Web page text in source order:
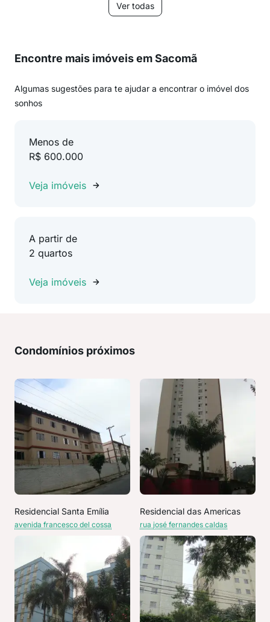
Ver todas
Encontre mais imóveis em Sacomã
Algumas sugestões para te ajudar a encontrar o imóvel dos
sonhos
Menos de
R$ 600.000
Veja imóveis
A partir de
2 quartos
Veja imóveis
Condomínios próximos
Residencial Santa Emília
avenida francesco del cossa
Residencial das Americas
rua josé fernandes caldas